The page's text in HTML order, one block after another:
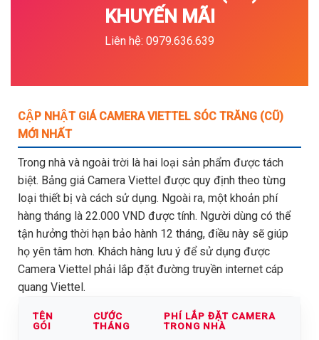
KHUYẾN MÃI
Liên hệ: 0979.636.639
CẬP NHẬT GIÁ CAMERA VIETTEL SÓC TRĂNG (CŨ)
MỚI NHẤT
Trong nhà và ngoài trời là hai loại sản phẩm được tách
biệt. Bảng giá Camera Viettel được quy định theo từng
loại thiết bị và cách sử dụng. Ngoài ra, một khoản phí
hàng tháng là 22.000 VND được tính. Người dùng có thể
tận hưởng thời hạn bảo hành 12 tháng, điều này sẽ giúp
họ yên tâm hơn. Khách hàng lưu ý để sử dụng được
Camera Viettel phải lắp đặt đường truyền internet cáp
quang Viettel.
TÊN
GÓI
CƯỚC
THÁNG
PHÍ LẮP ĐẶT CAMERA
TRONG NHÀ